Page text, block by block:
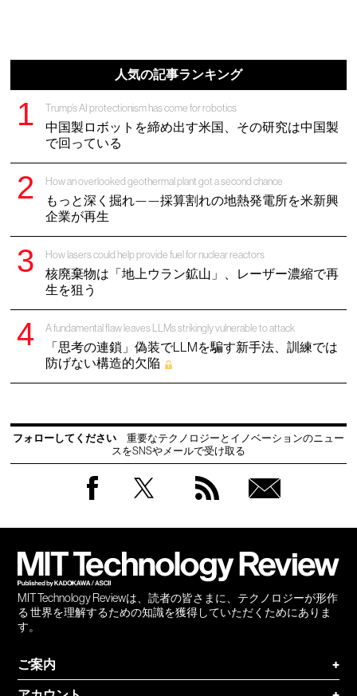
人気の記事ランキング
Trump’s AI protectionism has come for robotics
中国製ロボットを締め出す米国、その研究は中国製
で回っている
How an overlooked geothermal plant got a second chance
もっと深く掘れ——採算割れの地熱発電所を米新興
企業が再生
How lasers could help provide fuel for nuclear reactors
核廃棄物は「地上ウラン鉱山」、レーザー濃縮で再
生を狙う
A fundamental flaw leaves LLMs strikingly vulnerable to attack
「思考の連鎖」偽装でLLMを騙す新手法、訓練では
防げない構造的欠陥
フォローしてください
重要なテクノロジーとイノベーションのニュー
スをSNSやメールで受け取る
MIT Technology Reviewは、読者の皆さまに、テクノロジーが形作
る 世界を理解するための知識を獲得していただくためにありま
す。
ご案内
+